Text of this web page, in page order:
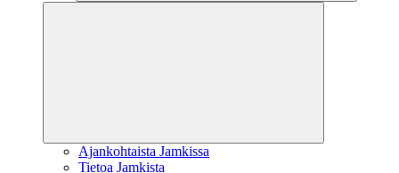
Ajankohtaista Jamkissa
Tietoa Jamkista